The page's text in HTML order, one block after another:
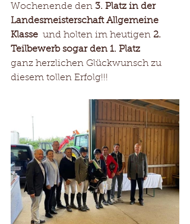
Wochenende den 3. Platz in der
Landesmeisterschaft Allgemeine
Klasse und holten im heutigen 2.
Teilbewerb sogar den 1. Platz
ganz herzlichen Glückwunsch zu
diesem tollen Erfolg!!!